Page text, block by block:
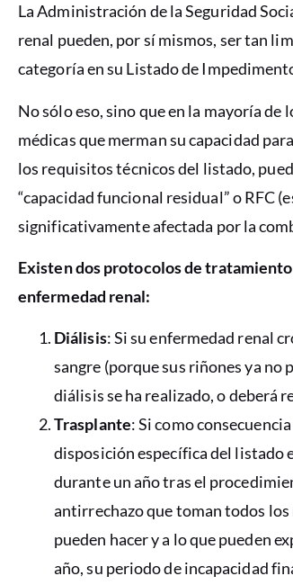
La Administración de la Seguridad
renal pueden, por sí mismos, ser tan
categoría en su Listado de
No sólo eso, sino que en la mayoría
médicas que merman su capacidad
los requisitos técnicos del listado,
“capacidad funcional residual” o RFC
significativamente afectada por la
Existen dos protocolos de
enfermedad renal:
Diálisis: Si su enfermedad renal
sangre (porque sus riñones ya no
diálisis se ha realizado, o deberá
Trasplante: Si como
disposición específica del listado
durante un año tras el
antirrechazo que toman todos
pueden hacer y a lo que pueden
año, su periodo de incapacidad